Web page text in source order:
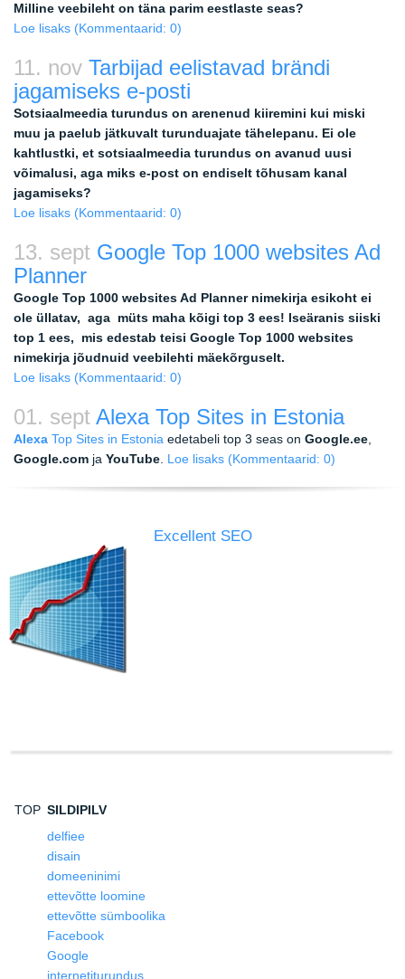
Milline veebileht on täna parim eestlaste seas?
Loe lisaks (Kommentaarid: 0)
11. nov Tarbijad eelistavad brändi
jagamiseks e-posti
Sotsiaalmeedia turundus on arenenud kiiremini kui miski
muu ja paelub jätkuvalt turunduajate tähelepanu. Ei ole
kahtlustki, et sotsiaalmeedia turundus on avanud uusi
võimalusi, aga miks e-post on endiselt tõhusam kanal
jagamiseks?
Loe lisaks (Kommentaarid: 0)
13. sept Google Top 1000 websites Ad
Planner
Google Top 1000 websites Ad Planner nimekirja esikoht ei
ole üllatav, aga müts maha kõigi top 3 ees! Iseäranis siiski
top 1 ees, mis edestab teisi Google Top 1000 websites
nimekirja jõudnuid veebilehti mäekõrguselt.
Loe lisaks (Kommentaarid: 0)
01. sept Alexa Top Sites in Estonia
Alexa Top Sites in Estonia edetabeli top 3 seas on Google.ee
Google.com ja YouTube Loe lisaks (Kommentaarid: 0)
Excellent SEO
TOP SILDIPILV
delfiee
disain
domeeninimi
ettevõtte loomine
ettevõtte sümboolika
Facebook
Google
internetiturundus